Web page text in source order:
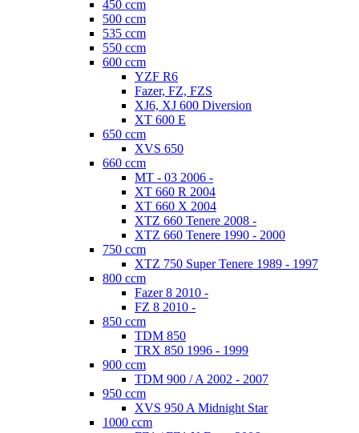
450 ccm
500 ccm
535 ccm
550 ccm
600 ccm
YZF R6
Fazer, FZ, FZS
XJ6, XJ 600 Diversion
XT 600 E
650 ccm
XVS 650
660 ccm
MT - 03 2006 -
XT 660 R 2004
XT 660 X 2004
XTZ 660 Tenere 2008 -
XTZ 660 Tenere 1990 - 2000
750 ccm
XTZ 750 Super Tenere 1989 - 1997
800 ccm
Fazer 8 2010 -
FZ 8 2010 -
850 ccm
TDM 850
TRX 850 1996 - 1999
900 ccm
TDM 900 / A 2002 - 2007
950 ccm
XVS 950 A Midnight Star
1000 ccm